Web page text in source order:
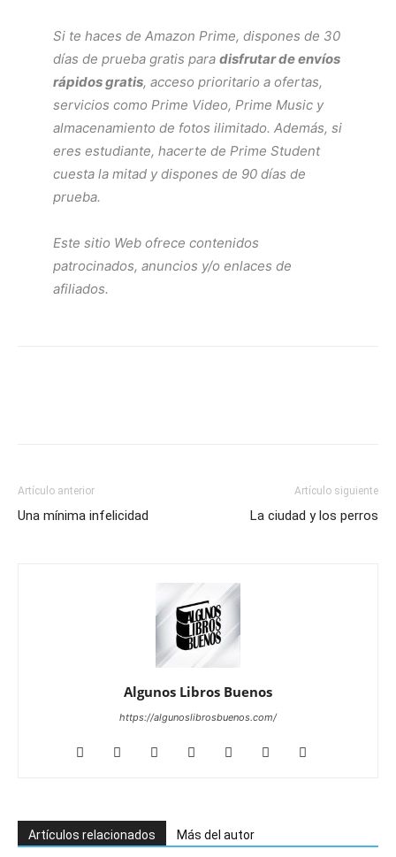
Si te haces de Amazon Prime, dispones de 30
días de prueba gratis para disfrutar de envíos
rápidos gratis, acceso prioritario a ofertas,
servicios como Prime Video, Prime Music y
almacenamiento de fotos ilimitado. Además, si
eres estudiante, hacerte de Prime Student
cuesta la mitad y dispones de 90 días de
prueba.
Este sitio Web ofrece contenidos
patrocinados, anuncios y/o enlaces de
afiliados.
Artículo anterior
Una mínima infelicidad
Artículo siguiente
La ciudad y los perros
Algunos Libros Buenos
https://algunoslibrosbuenos.com/
Artículos relacionados Más del autor